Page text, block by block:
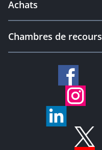
Achats
Chambres de recours